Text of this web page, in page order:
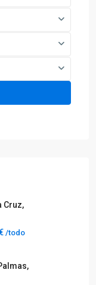
Cruz,
/todo